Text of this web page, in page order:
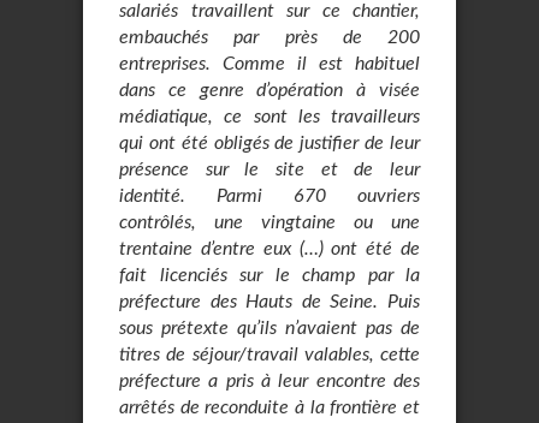
salariés travaillent sur ce chantier,
embauchés par près de 200
entreprises. Comme il est habituel
dans ce genre d’opération à visée
médiatique, ce sont les travailleurs
qui ont été obligés de justifier de leur
présence sur le site et de leur
identité. Parmi 670 ouvriers
contrôlés, une vingtaine ou une
trentaine d’entre eux (…) ont été de
fait licenciés sur le champ par la
préfecture des Hauts de Seine. Puis
sous prétexte qu’ils n’avaient pas de
titres de séjour/travail valables, cette
préfecture a pris à leur encontre des
arrêtés de reconduite à la frontière et